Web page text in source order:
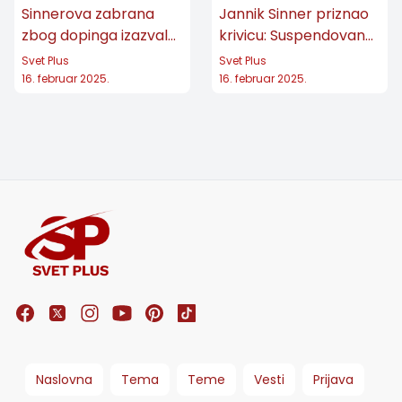
Sinnerova zabrana
zbog dopinga izazvala
HAOS u teniskom
svetu: Oglasio se i
Svet Plus
16. februar 2025.
Jannik Sinner priznao
krivicu: Suspendovan
na tri meseca!
Svet Plus
16. februar 2025.
Naslovna Tema Teme Vesti Prijava